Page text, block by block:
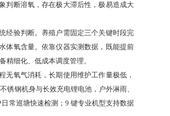
判断溶氧，存在极大滞后性，极易造成大
经验判断。养殖户需固定三个关键时段完
体氧含量。依靠仪器实测数据，既能提前
精细化、低成本调度管理。
氧气消耗，长期使用维护工作量极低，
锈钢机身与长效充电锂电池，户外淋雨、
常巡塘快速检测；9 键专业机型支持数据